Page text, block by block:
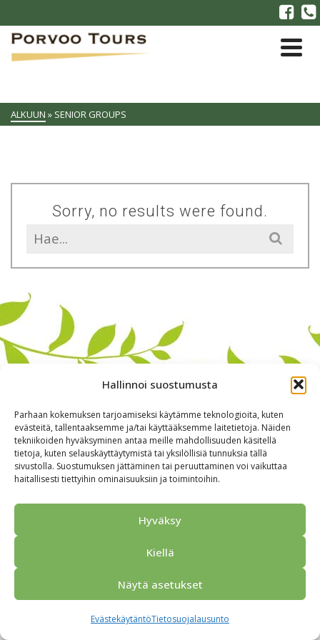
Hallinnoi suostumusta
Parhaan kokemuksen tarjoamiseksi käytämme teknologioita, kuten
evästeitä, tallentaaksemme ja/tai käyttääksemme laitetietoja. Näiden
tekniikoiden hyväksyminen antaa meille mahdollisuuden käsitellä
tietoja, kuten selauskäyttäytymistä tai yksilöllisiä tunnuksia tällä
sivustolla. Suostumuksen jättäminen tai peruuttaminen voi vaikuttaa
haitallisesti tiettyihin ominaisuuksiin ja toimintoihin.
Hyväksy
Kiellä
Näytä asetukset
EvästekäytäntöTietosuojalausunto
ALKUUN » SENIOR GROUPS
Sorry, no results were found.
Search
for:
Alkuun Ryhmille Kokous & Ohjelmat
Yhteistyökumppanit
Tarjouspyyntö
Anna palautetta
Tietosuojaseloste
© 2026 Porvoo Tours - matkanjärjestäjä / FPW